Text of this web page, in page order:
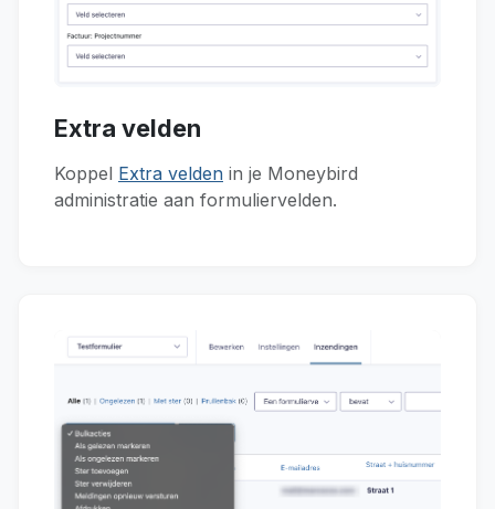
Extra velden
Koppel Extra velden in je Moneybird
administratie aan formuliervelden.